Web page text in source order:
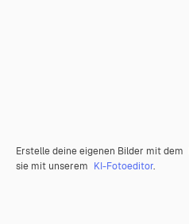
Erstelle deine eigenen Bilder mit dem
sie mit unserem KI-Fotoeditor.